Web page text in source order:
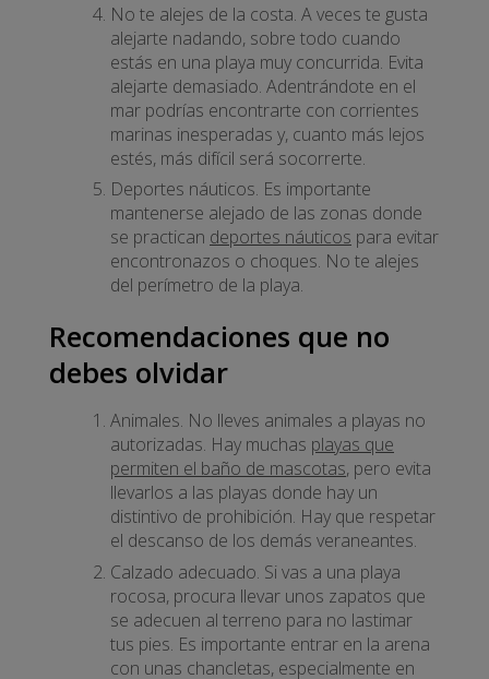
No te alejes de la costa. A veces te gusta
alejarte nadando, sobre todo cuando
estás en una playa muy concurrida. Evita
alejarte demasiado. Adentrándote en el
mar podrías encontrarte con corrientes
marinas inesperadas y, cuanto más lejos
estés, más difícil será socorrerte.
Deportes náuticos. Es importante
mantenerse alejado de las zonas donde
se practican deportes náuticos para evitar
encontronazos o choques. No te alejes
del perímetro de la playa.
Recomendaciones que no
debes olvidar
Animales. No lleves animales a playas no
autorizadas. Hay muchas playas que
permiten el baño de mascotas, pero evita
llevarlos a las playas donde hay un
distintivo de prohibición. Hay que respetar
el descanso de los demás veraneantes.
Calzado adecuado. Si vas a una playa
rocosa, procura llevar unos zapatos que
se adecuen al terreno para no lastimar
tus pies. Es importante entrar en la arena
con unas chancletas, especialmente en